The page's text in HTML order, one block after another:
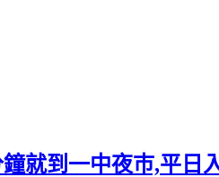
就到一中夜巿,平日